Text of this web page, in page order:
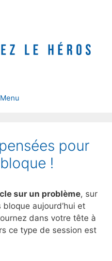
Menu
pour
!
sur un problème, sur
aujourd’hui et
dans votre tête à
ce type de session est